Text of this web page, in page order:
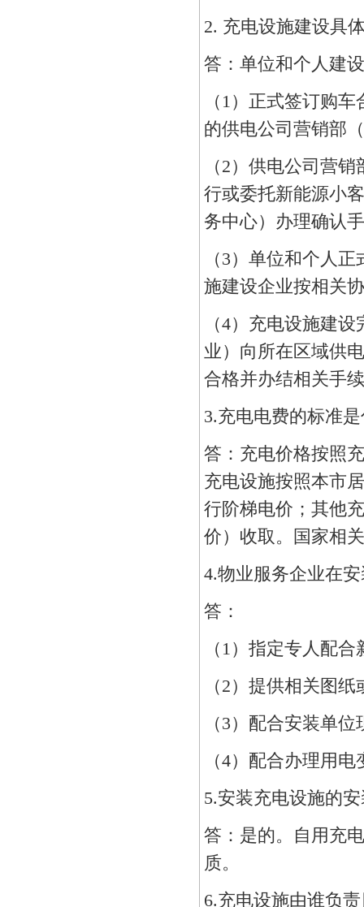
2. 充电设施建设具
答：单位和个人建
（1）正式签订购
的供电公司营销部
（2）供电公司营
行或委托新能源小
务中心）办理确认
（3）单位和个人
施建设企业按相关
（4）充电设施建
业）向所在区域供
合格并办结相关手
3.充电电费的标准
答：充电价格按照
充电设施按照本市
行阶梯电价；其他
价）收取。国家相
4.物业服务企业在
答：
（1）指定专人配
（2）提供相关图
（3）配合安装单
（4）配合办理用
5.安装充电设施的
答：是的。自用充
质。
6.充电设施由谁负